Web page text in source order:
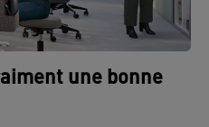
une bonne